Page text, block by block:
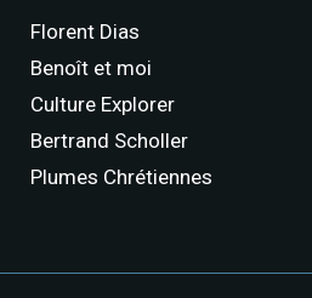
Florent Dias
Benoît et moi
Culture Explorer
Bertrand Scholler
Plumes Chrétiennes